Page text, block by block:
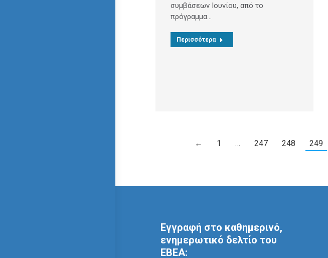
συμβάσεων Ιουνίου, από το
πρόγραμμα…
Περισσότερα
← 1 … 247 248 249
Εγγραφή στο καθημερινό,
ενημερωτικό δελτίο του
ΕΒΕΑ: